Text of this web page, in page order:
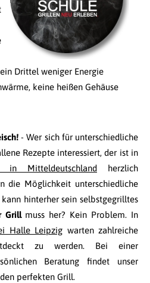
Drittel weniger Energie
keine heißen Gehäuse
- Wer sich für unterschiedliche
Rezepte interessiert, der ist in
in Mitteldeutschland herzlich
die Möglichkeit unterschiedliche
hinterher sein selbstgegrilltes
Grillmuss her? Kein Problem. In
Halle Leipzig warten zahlreiche
zu werden. Bei einer
Beratung findet unser
perfekten Grill.